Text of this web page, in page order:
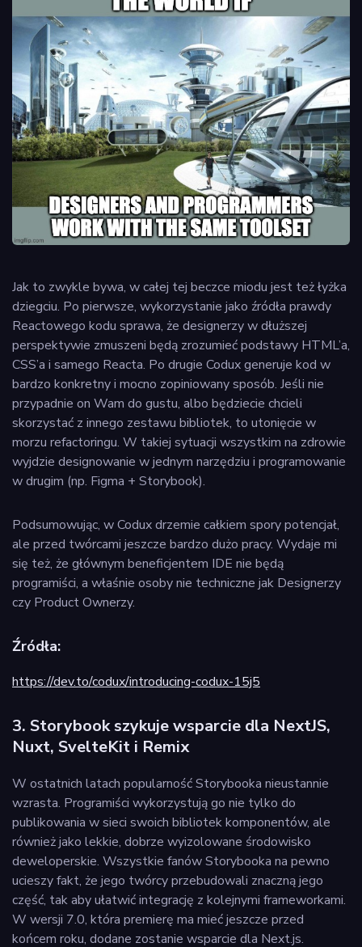
Jak to zwykle bywa, w całej tej beczce miodu jest też łyżka
dziegciu. Po pierwsze, wykorzystanie jako źródła prawdy
Reactowego kodu sprawa, że designerzy w dłuższej
perspektywie zmuszeni będą zrozumieć podstawy HTML’a,
CSS’a i samego Reacta. Po drugie Codux generuje kod w
bardzo konkretny i mocno zopiniowany sposób. Jeśli nie
przypadnie on Wam do gustu, albo będziecie chcieli
skorzystać z innego zestawu bibliotek, to utonięcie w
morzu refactoringu. W takiej sytuacji wszystkim na zdrowie
wyjdzie designowanie w jednym narzędziu i programowanie
w drugim (np. Figma + Storybook).
Podsumowując, w Codux drzemie całkiem spory potencjał,
ale przed twórcami jeszcze bardzo dużo pracy. Wydaje mi
się też, że głównym beneficjentem IDE nie będą
programiści, a właśnie osoby nie techniczne jak Designerzy
czy Product Ownerzy.
Źródła:
https://dev.to/codux/introducing-codux-15j5
3. Storybook szykuje wsparcie dla NextJS,
Nuxt, SvelteKit i Remix
W ostatnich latach popularność Storybooka nieustannie
wzrasta. Programiści wykorzystują go nie tylko do
publikowania w sieci swoich bibliotek komponentów, ale
również jako lekkie, dobrze wyizolowane środowisko
deweloperskie. Wszystkie fanów Storybooka na pewno
ucieszy fakt, że jego twórcy przebudowali znaczną jego
część, tak aby ułatwić integrację z kolejnymi frameworkami.
W wersji 7.0, która premierę ma mieć jeszcze przed
końcem roku, dodane zostanie wsparcie dla Next.js.